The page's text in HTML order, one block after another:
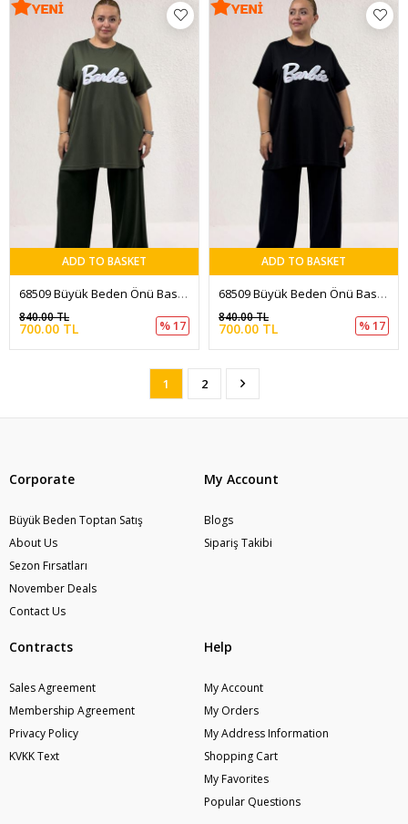
ADD TO BASKET
68509 Büyük Beden Önü Baskılı Biyeli İnce Modal Tişört - Haki
700.00 TL
840.00 TL
% 17
ADD TO BASKET
68509 Büyük Beden Önü Baskılı Biyeli İnce Modal Tişört - Siyah
700.00 TL
840.00 TL
% 17
1 2
Corporate
Büyük Beden Toptan Satış
About Us
Sezon Fırsatları
November Deals
Contact Us
My Account
Blogs
Sipariş Takibi
Contracts
Sales Agreement
Membership Agreement
Privacy Policy
KVKK Text
Help
My Account
My Orders
My Address Information
Shopping Cart
My Favorites
Popular Questions